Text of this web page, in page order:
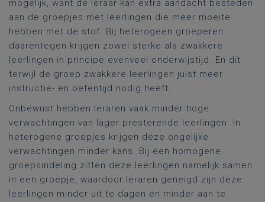
mogelijk, want de leraar kan extra aandacht besteden
aan de groepjes met leerlingen die meer moeite
hebben met de stof. Bij heterogeen groeperen
daarentegen krijgen zowel sterke als zwakkere
leerlingen in principe evenveel onderwijstijd. En dit
terwijl de groep zwakkere leerlingen juist meer
instructie- en oefentijd nodig heeft.
Onbewust hebben leraren vaak minder hoge
verwachtingen van lager presterende leerlingen. In
heterogene groepjes krijgen deze ongelijke
verwachtingen minder kans. Bij een homogene
groepsindeling zitten deze leerlingen namelijk samen
in een groepje, waardoor leraren geneigd zijn deze
leerlingen minder uit te dagen en minder aan te